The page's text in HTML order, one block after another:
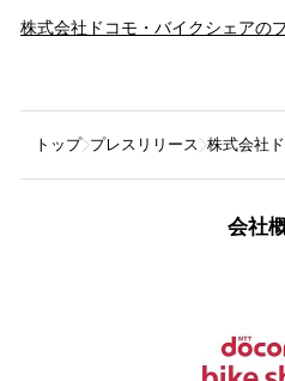
株式会社ドコモ・バイクシェアの
トップ プレスリリース 株式会社
会社